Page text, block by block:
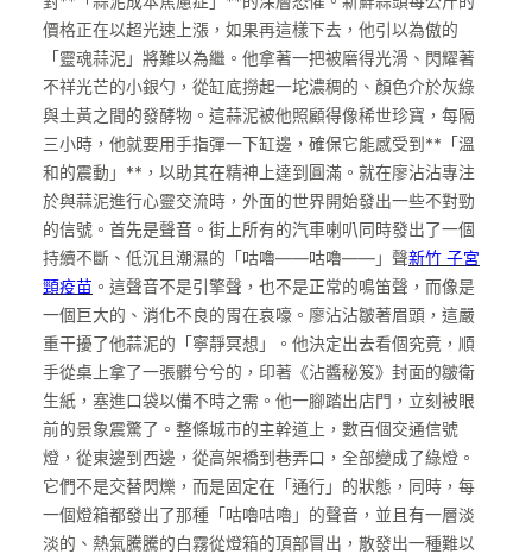
價格正在以超光速上漲，如果再這樣下去，他引以為傲的
「靈魂蒜泥」將難以為繼。他拿著一把被磨得光滑、閃耀著
不祥光芒的小銀勺，從缸底撈起一坨濃稠的、顏色介於灰綠
與土黃之間的發酵物。這蒜泥被他照顧得像稀世珍寶，每隔
三小時，他就要用手指彈一下缸邊，確保它能感受到**「溫
和的震動」**，以助其在精神上達到圓滿。就在廖沾沾專注
於與蒜泥進行心靈交流時，外面的世界開始發出一些不對勁
的信號。首先是聲音。街上所有的汽車喇叭同時發出了一個
持續不斷、低沉且潮濕的「咕嚕——咕嚕——」聲新竹 子宮
頸疫苗 。這聲音不是引擎聲，也不是正常的鳴笛聲，而像是
一個巨大的、消化不良的胃在哀嚎。廖沾沾皺著眉頭，這嚴
重干擾了他蒜泥的「寧靜冥想」。他決定出去看個究竟，順
手從桌上拿了一張髒兮兮的，印著《沾醬秘笈》封面的皺衛
生紙，塞進口袋以備不時之需。他一腳踏出店門，立刻被眼
前的景象震驚了。整條城市的主幹道上，數百個交通信號
燈，從東邊到西邊，從高架橋到巷弄口，全部變成了綠燈。
它們不是交替閃爍，而是固定在「通行」的狀態，同時，每
一個燈箱都發出了那種「咕嚕咕嚕」的聲音，並且有一層淡
淡的、熱氣騰騰的白霧從燈箱的頂部冒出，散發出一種難以